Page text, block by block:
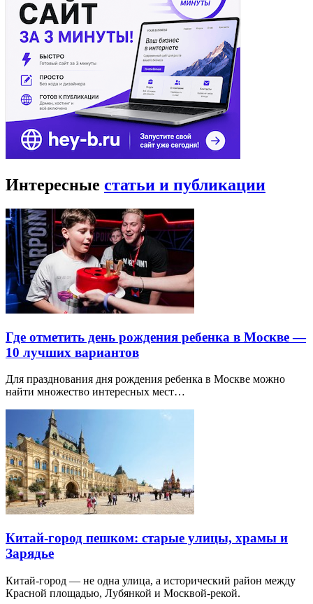
Интересные статьи и публикации
Где отметить день рождения ребенка в Москве —
10 лучших вариантов
Для празднования дня рождения ребенка в Москве можно
найти множество интересных мест…
Китай-город пешком: старые улицы, храмы и
Зарядье
Китай-город — не одна улица, а исторический район между
Красной площадью, Лубянкой и Москвой-рекой.